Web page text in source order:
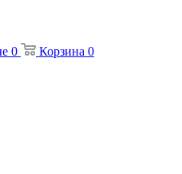
0 Корзина 0